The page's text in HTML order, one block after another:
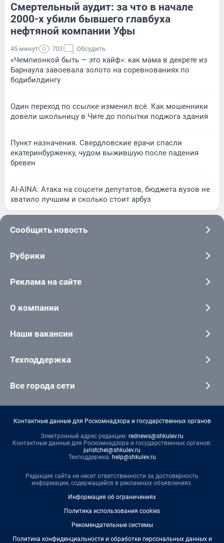
Смертельный аудит: за что в начале
2000-х убили бывшего главбуха
нефтяной компании Уфы
45 минут 703 Обсудить
«Чемпионкой быть — это кайф»: как мама в декрете из
Барнаула завоевала золото на соревнованиях по
бодибилдингу
Один переход по ссылке изменил всё. Как мошенники
довели школьницу в Чите до попытки поджога здания
Пункт назначения. Свердловские врачи спасли
екатеринбурженку, чудом выжившую после падения
бревен
AI-AINA: Атака на соцсети депутатов, бюджета вузов не
хватило лучшим и сколько стоит арбуз
Сообщить новость
Рубрики
Реклама на сайте
О компании
Наши вакансии
Техподдержка
Все города сети
Контактные данные для Роскомнадзора и государственных органов
Электронный адрес редакции: rednews@shkulev.ru
Контактные данные для Роскомнадзора и государственных органов:
juristchel@shkulev.ru
Техподдержка: help@shkulev.ru
Редакция сайта не несет ответственности за достоверность
информации, содержащейся в рекламных объявлениях.
Информация об ограничениях
Политика использования cookies
Рекомендательные системы
Политика конфиденциальности и обработки персональных данных и